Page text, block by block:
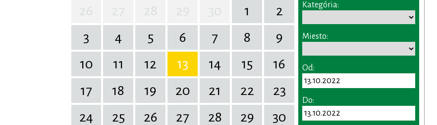
1
2
3
4 5 6 7 8
9
10
11 12 13 14 15
16
17
18 19 20 21 22
23
24
25 26 27 28 29
30
Kategória:
Miesto:
Od:
Do: